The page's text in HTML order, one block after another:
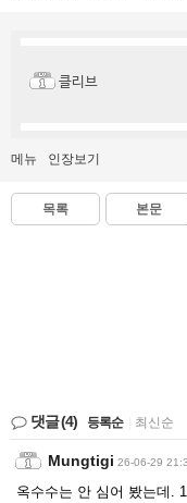
클리브
메뉴 인장보기
목록 본문
댓글(4) 등록순 최신순
Mungtigi 26-06-29
옥수수는 안 심어 봤는데.